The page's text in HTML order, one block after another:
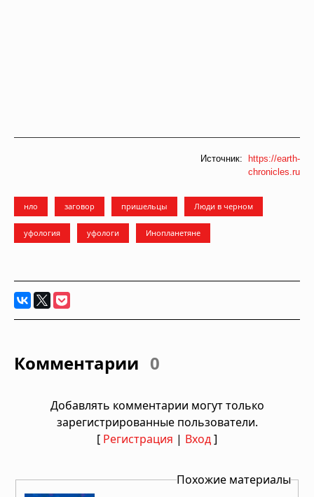
Источник:
https://earth-
chronicles.ru
нло заговор пришельцы Люди в черном
уфология уфологи Инопланетяне
Комментарии 0
Добавлять комментарии могут только
зарегистрированные пользователи.
[ Регистрация | Вход]
Похожие материалы